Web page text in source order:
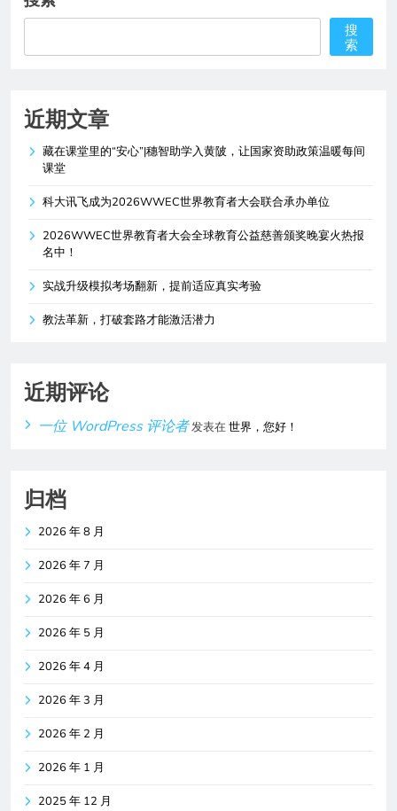
搜
索
近期文章
藏在课堂里的“安心”|穗智助学入黄陂，让国家资助政策温暖每间
课堂
科大讯飞成为2026WWEC世界教育者大会联合承办单位
2026WWEC世界教育者大会全球教育公益慈善颁奖晚宴火热报
名中！
实战升级模拟考场翻新，提前适应真实考验
教法革新，打破套路才能激活潜力
近期评论
一位 WordPress 评论者发表在世界，您好！
归档
2026 年 8 月
2026 年 7 月
2026 年 6 月
2026 年 5 月
2026 年 4 月
2026 年 3 月
2026 年 2 月
2026 年 1 月
2025 年 12 月